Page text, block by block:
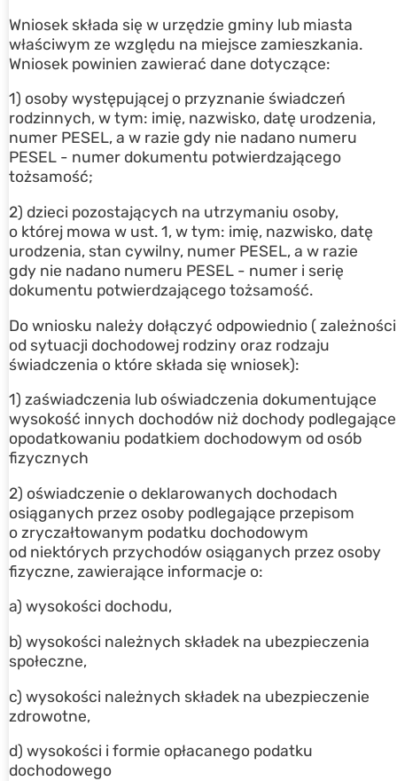
Wniosek składa się w urzędzie gminy lub miasta
właściwym ze względu na miejsce zamieszkania.
Wniosek powinien zawierać dane dotyczące:
1) osoby występującej o przyznanie świadczeń
rodzinnych, w tym: imię, nazwisko, datę urodzenia,
numer PESEL, a w razie gdy nie nadano numeru
PESEL - numer dokumentu potwierdzającego
tożsamość;
2) dzieci pozostających na utrzymaniu osoby,
o której mowa w ust. 1, w tym: imię, nazwisko, datę
urodzenia, stan cywilny, numer PESEL, a w razie
gdy nie nadano numeru PESEL - numer i serię
dokumentu potwierdzającego tożsamość.
Do wniosku należy dołączyć odpowiednio ( zależności
od sytuacji dochodowej rodziny oraz rodzaju
świadczenia o które składa się wniosek):
1) zaświadczenia lub oświadczenia dokumentujące
wysokość innych dochodów niż dochody podlegające
opodatkowaniu podatkiem dochodowym od osób
fizycznych
2) oświadczenie o deklarowanych dochodach
osiąganych przez osoby podlegające przepisom
o zryczałtowanym podatku dochodowym
od niektórych przychodów osiąganych przez osoby
fizyczne, zawierające informacje o:
a) wysokości dochodu,
b) wysokości należnych składek na ubezpieczenia
społeczne,
c) wysokości należnych składek na ubezpieczenie
zdrowotne,
d) wysokości i formie opłacanego podatku
dochodowego